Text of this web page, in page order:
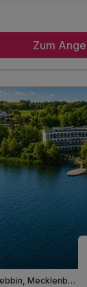
für
Wasser auf
& Teestation
in
Leih-
für Ihr
Zum
ausgelastet
Göhren-Lebbin, Mecklenburger Seenplatte